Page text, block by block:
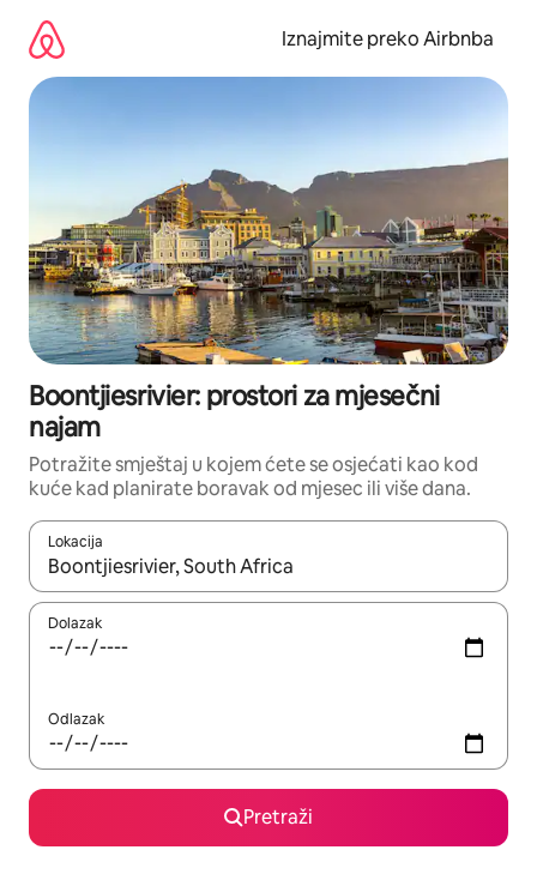
sadržaj
Iznajmite preko Airbnba
Boontjiesrivier: prostori za mjesečni
najam
Potražite smještaj u kojem ćete se osjećati kao kod
kuće kad planirate boravak od mjesec ili više dana.
Lokacija
Kada budu dostupni rezultati, moći ćete ih pregledati
Dolazak
Odlazak
Pretraži